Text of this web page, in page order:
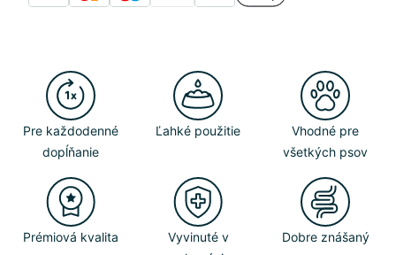
Pre každodenné
dopĺňanie
Ľahké použitie
Vhodné pre
všetkých psov
Prémiová kvalita
Vyvinuté v
Dobre znášaný